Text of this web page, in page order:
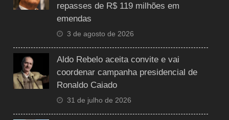
repasses de R$ 119 milhões em
emendas
3 de agosto de 2026
Aldo Rebelo aceita convite e vai
coordenar campanha presidencial de
Ronaldo Caiado
31 de julho de 2026